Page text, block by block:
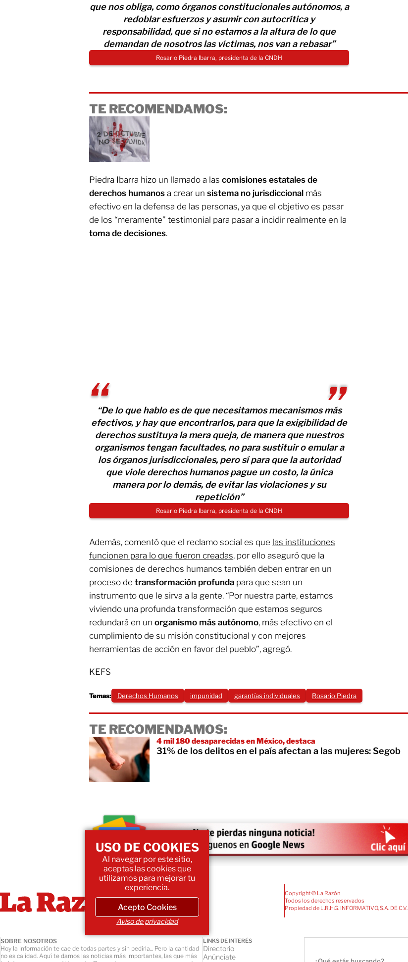
que nos obliga, como órganos constitucionales autónomos, a
redoblar esfuerzos y asumir con autocrítica y
responsabilidad, que si no estamos a la altura de lo que
demandan de nosotros las víctimas, nos van a rebasar”
Rosario Piedra Ibarra, presidenta de la CNDH
TE RECOMENDAMOS:
Piedra Ibarra hizo un llamado a las comisiones estatales de
derechos humanos a crear un sistema no jurisdiccional más
efectivo en la defensa de las personas, ya que el objetivo es pasar
de los “meramente” testimonial para pasar a incidir realmente en la
toma de decisiones.
“De lo que hablo es de que necesitamos mecanismos más
efectivos, y hay que encontrarlos, para que la exigibilidad de
derechos sustituya la mera queja, de manera que nuestros
organismos tengan facultades, no para sustituir o emular a
los órganos jurisdiccionales, pero sí para que la autoridad
que viole derechos humanos pague un costo, la única
manera por lo demás, de evitar las violaciones y su
repetición”
Rosario Piedra Ibarra, presidenta de la CNDH
Además, comentó que el reclamo social es que las instituciones
funcionen para lo que fueron creadas, por ello aseguró que la
comisiones de derechos humanos también deben entrar en un
proceso de transformación profunda para que sean un
instrumento que le sirva a la gente. “Por nuestra parte, estamos
viviendo una profunda transformación que estamos seguros
redundará en un organismo más autónomo, más efectivo en el
cumplimiento de su misión constitucional y con mejores
herramientas de acción en favor del pueblo”, agregó.
KEFS
Temas: Derechos Humanos impunidad garantías individuales Rosario Piedra
TE RECOMENDAMOS:
4 mil 180 desaparecidas en México, destaca
31% de los delitos en el país afectan a las mujeres: Segob
Copyright © La Razón
Todos los derechos reservados
Propiedad de L.R.H.G. INFORMATIVO, S.A. DE C.V.
SOBRE NOSOTROS
Hoy la información te cae de todas partes y sin pedirla... Pero la cantidad
no es calidad. Aquí te damos las noticias más importantes, las que más
LINKS DE INTERÉS
Directorio
Anúnciate
USO DE COOKIES
Al navegar por este sitio,
aceptas las cookies que
utilizamos para mejorar tu
experiencia.
Acepto Cookies
Aviso de privacidad